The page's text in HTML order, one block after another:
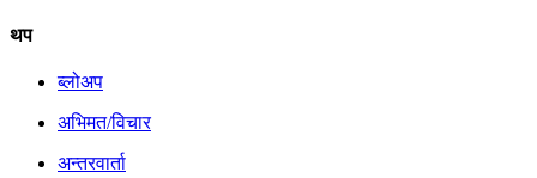
थप
ब्लोअप
अभिमत/विचार
अन्तरवार्ता